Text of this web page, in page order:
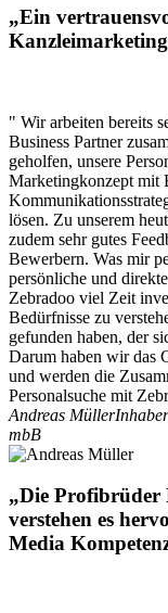
„Ein
" Wir arbeiten bereits
Business Partner
geholfen, unsere
Marketingkonzept mit
lösen. Zu unserem
zudem sehr gutes
Bewerbern. Was mir
persönliche und
Zebradoo viel Zeit
Bedürfnisse zu
gefunden haben, der
Darum haben wir das
und werden die
Personalsuche mit
Andreas Müller
mbB
„Die
verstehen es
Media